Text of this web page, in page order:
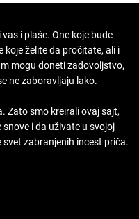
i plaše. One koje bude
koje želite da pročitate, ali i
mogu doneti zadovoljstvo,
ne zaboravljaju lako.
Zato smo kreirali ovaj sajt,
i da uživate u svojoj
zabranjenih incest priča.